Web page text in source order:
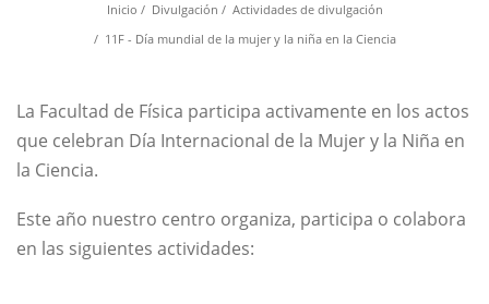
Inicio Divulgación
Actividades de divulgación
11F - Día mundial de la mujer y la niña en la Ciencia
La Facultad de Física participa activamente en los actos
que celebran Día Internacional de la Mujer y la Niña en
la Ciencia.
Este año nuestro centro organiza, participa o colabora
en las siguientes actividades: